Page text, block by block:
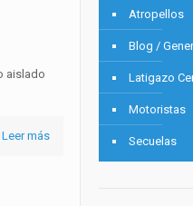
aislado
Leer más
Atropellos
Blog /
Latigazo
Motoristas
Secuelas